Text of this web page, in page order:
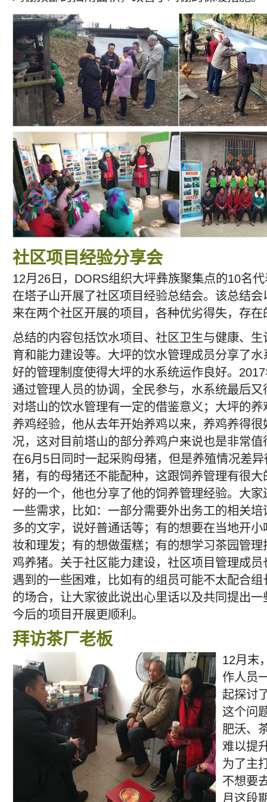
社区项目经验分享会
12月26日，DORS组织大坪彝族聚集点的10名
在塔子山开展了社区项目经验总结会。该总结
来在两个社区开展的项目，各种优劣得失，存
总结的内容包括饮水项目、社区卫生与健康、
育和能力建设等。大坪的饮水管理成员分享了
好的管理制度使得大坪的水系统运作良好。
通过管理人员的协调，全民参与，水系统最后
对塔山的饮水管理有一定的借鉴意义；大坪的
养鸡经验，他从去年开始养鸡以来，养鸡养得
况，这对目前塔山的部分养鸡户来说也是非常
在6月5日同时一起采购母猪，但是养殖情况差
猪，有的母猪还不能配种，这跟饲养管理有很
好的一个，他也分享了他的饲养管理经验。大
一些需求，比如：一部分需要外出务工的相关
多的文字，说好普通话等；有的想要在当地开
妆和理发；有的想做蛋糕；有的想学习茶园管
鸡养猪。关于社区能力建设，社区项目管理成
遇到的一些困难，比如有的组员可能不太配合
的场合，让大家彼此说出心里话以及共同提出
今后的项目开展更顺利。
拜访茶厂老板
12月末
作人员
起探讨
这个问
肥沃、
难以提
为了主
不想要
月这段